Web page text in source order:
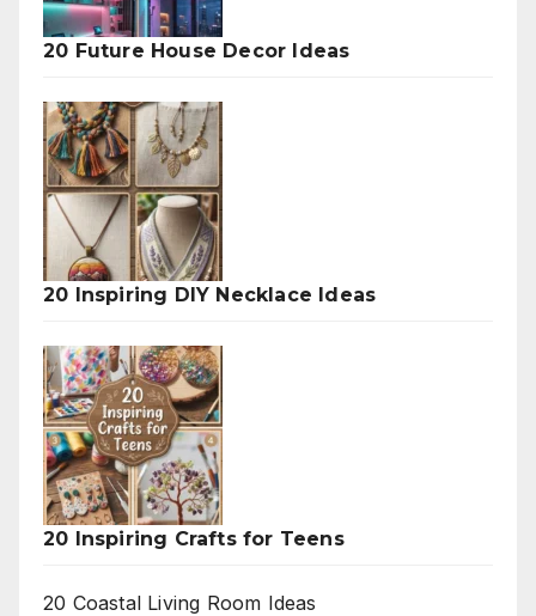
20 Future House Decor Ideas
20 Inspiring DIY Necklace Ideas
20 Inspiring Crafts for Teens
20 Coastal Living Room Ideas